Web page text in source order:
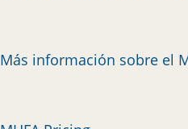
Más información sobre el